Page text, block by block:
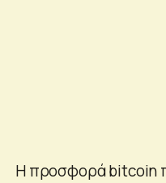
Η προσφορά bitcoin